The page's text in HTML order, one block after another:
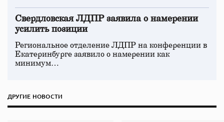
Свердловская ЛДПР заявила о намерении
усилить позиции
Региональное отделение ЛДПР на конференции в
Екатеринбурге заявило о намерении как
минимум…
ДРУГИЕ НОВОСТИ